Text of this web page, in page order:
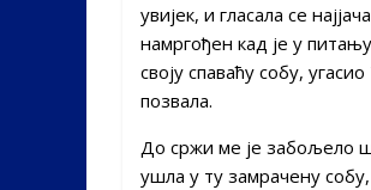
увијек, и гласала се
намргођен кад је у
своју спаваћу собу,
позвала.
До сржи ме је забољело
ушла у ту замрачену